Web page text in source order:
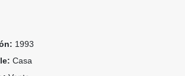
1993
Casa